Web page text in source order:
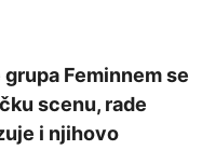
Feminnem se
scenu, rade
i njihovo